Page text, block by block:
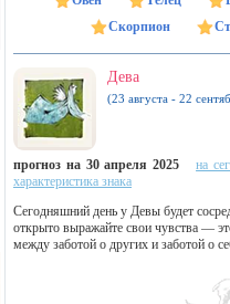
Скорпион
Дева
(23 августа - 22
прогноз на 30 апреля 2025
на
характеристика знака
Сегодняшний день у Девы будет
открыто выражайте свои чувства —
между заботой о других и заботой о